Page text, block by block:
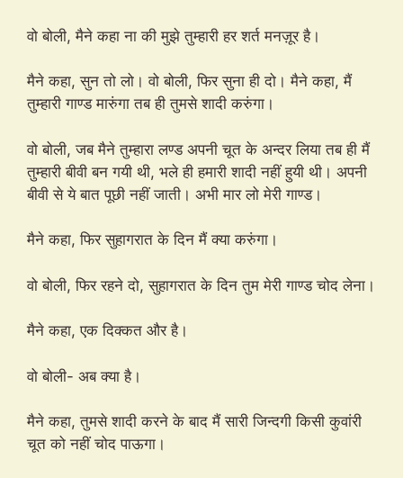
वो बोली, मैने कहा ना की मुझे तुम्हारी हर शर्त मनज़ूर है।
मैने कहा, सुन तो लो। वो बोली, फिर सुना ही दो। मैने कहा, मैं
तुम्हारी गाण्ड मारुंगा तब ही तुमसे शादी करुंगा।
वो बोली, जब मैने तुम्हारा लण्ड अपनी चूत के अन्दर लिया तब ही मैं
तुम्हारी बीवी बन गयी थी, भले ही हमारी शादी नहीं हुयी थी। अपनी
बीवी से ये बात पूछी नहीं जाती। अभी मार लो मेरी गाण्ड।
मैने कहा, फिर सुहागरात के दिन मैं क्या करुंगा।
वो बोली, फिर रहने दो, सुहागरात के दिन तुम मेरी गाण्ड चोद लेना।
मैने कहा, एक दिक्कत और है।
वो बोली- अब क्या है।
मैने कहा, तुमसे शादी करने के बाद मैं सारी जिन्दगी किसी कुवांरी
चूत को नहीं चोद पाऊगा।